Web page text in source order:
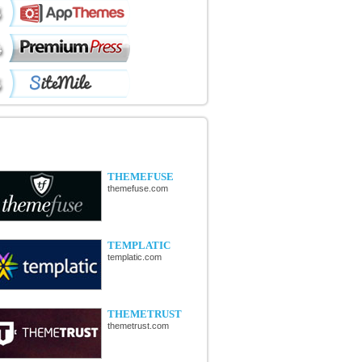
THEMEFUSE
themefuse.com
TEMPLATIC
templatic.com
THEMETRUST
themetrust.com